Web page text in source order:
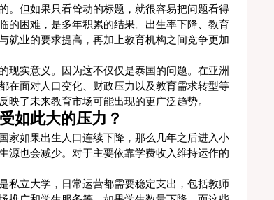
。但如果只看耸动的标题，就很容易把问题看得
的困难，是多年积累的结果。出生率下降、教育
就业的要求提高，再加上教育机构之间竞争更加
现实意义。因为这不仅仅是泰国的问题。在亚洲
在面对人口变化、财政压力以及教育需求转型等
了未来教育市场可能出现的更广泛趋势。
如此大的压力？
家如果出生人口连续下降，那么几年之后进入小
源也会减少。对于主要依靠学费收入维持运作的
私立大学，日常运营都需要稳定支出，包括教师